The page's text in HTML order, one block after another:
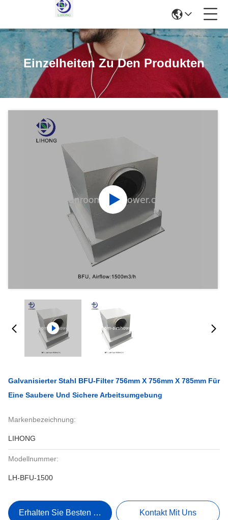
Einzelheiten Zu Den Produkten
Galvanisierter Stahl BFU-Filter 756mm X 756mm X 785mm Für
Eine Saubere Und Sichere Arbeitsumgebung
Markenbezeichnung:
LIHONG
Modellnummer:
LH-BFU-1500
Erhalten Sie Besten Preis Kontakt Mit Uns